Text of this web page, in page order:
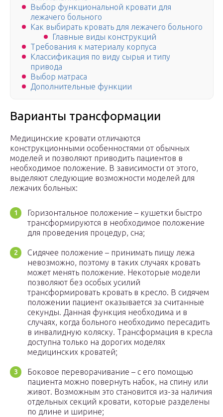
Выбор функциональной кровати для
лежачего больного
Как выбирать кровать для лежачего больного
Главные виды конструкций
Требования к материалу корпуса
Классификация по виду сырья и типу
привода
Выбор матраса
Дополнительные функции
Варианты трансформации
Медицинские кровати отличаются
конструкционными особенностями от обычных
моделей и позволяют приводить пациентов в
необходимое положение. В зависимости от этого,
выделяют следующие возможности моделей для
лежачих больных:
Горизонтальное положение – кушетки быстро
трансформируются в необходимое положение
для проведения процедур, сна;
Сидячее положение – принимать пищу лежа
невозможно, поэтому в таких случаях кровать
может менять положение. Некоторые модели
позволяют без особых усилий
трансформировать кровать в кресло. В сидячем
положении пациент оказывается за считанные
секунды. Данная функция необходима и в
случаях, когда больного необходимо пересадить
в инвалидную коляску. Трансформация в кресла
доступна только на дорогих моделях
медицинских кроватей;
Боковое переворачивание – с его помощью
пациента можно повернуть набок, на спину или
живот. Возможным это становится из-за наличия
отдельных секций кровати, которые разделены
по длине и ширине;